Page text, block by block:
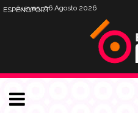
Jueves, 06 Agosto 2026
ESPENGPORT